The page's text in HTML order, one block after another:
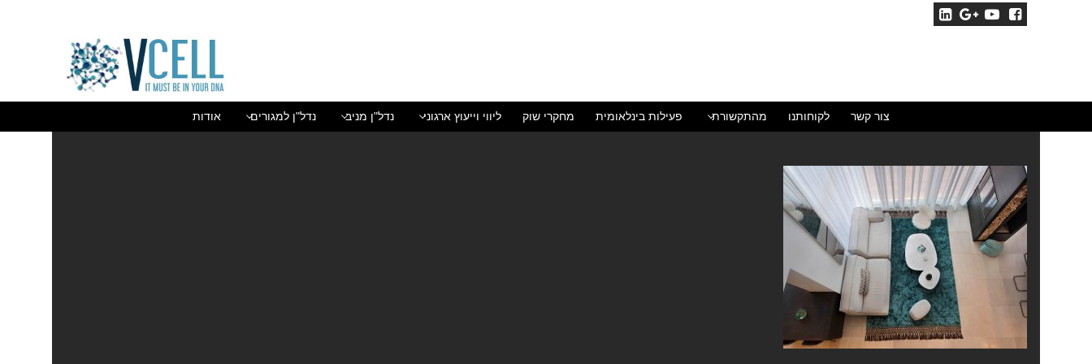
אודות נדל"ן למגורים נדל"ן מניב ליווי וייעוץ ארגוני מחקרי שוק פעילות בינלאומית מהתקשורת לקוחותנו צור קשר